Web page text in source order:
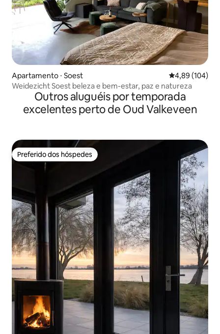
Apartamento ⋅ Soest 4,89 de uma
4,89 (104)
Weidezicht Soest beleza e bem-estar, paz e natureza
Outros aluguéis por temporada
excelentes perto de Oud Valkeveen
Preferido dos hóspedes
Preferido dos hóspedes